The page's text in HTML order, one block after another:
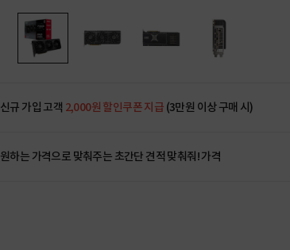
신규 가입 고객 2,000원 할인쿠폰 지급 (3만원 이상 구매 시)
원하는 가격으로 맞춰주는 초간단 견적 맞춰줘! 가격